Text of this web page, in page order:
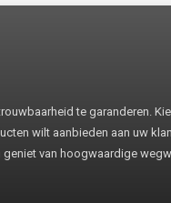
te garanderen.
wilt aanbieden aan uw
van hoogwaardige